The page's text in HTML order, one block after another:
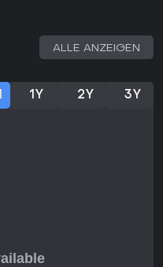
ALLE ANZEIGEN
1Y 2Y 3Y